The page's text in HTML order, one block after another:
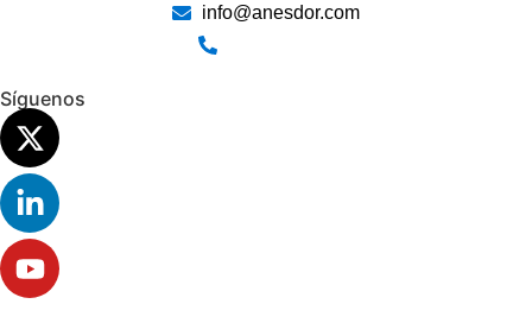
info@anesdor.com
Síguenos